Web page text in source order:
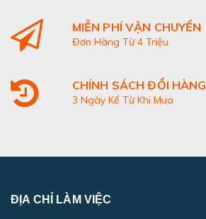
MIỄN PHÍ VẬN CHUYỂN
Đơn Hàng Từ 4 Triệu
CHÍNH SÁCH ĐỔI HÀNG
3 Ngày Kể Từ Khi Mua
ĐỊA CHỈ LÀM VIỆC